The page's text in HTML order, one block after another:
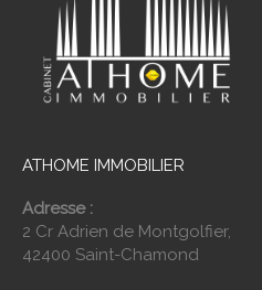
ATHOME IMMOBILIER
Adresse :
2 Cr Adrien de Montgolfier,
42400 Saint-Chamond